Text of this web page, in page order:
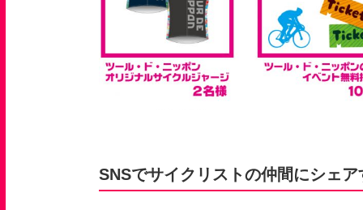
SNSでサイクリストの仲間にシェア